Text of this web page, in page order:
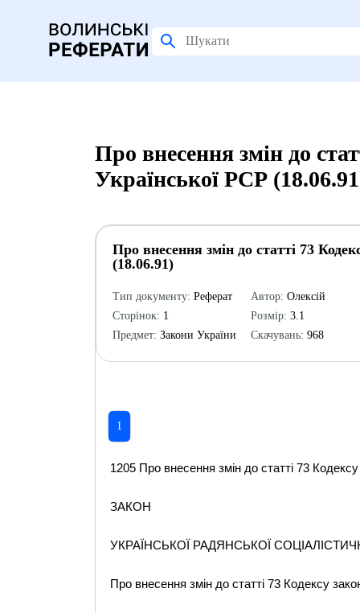
Про внесення змін до
Української РСР
Про внесення змін до статті 73
(18.06.91)
Тип документу: Реферат
Сторінок: 1
Предмет: Закони України
Автор: Олексій
Розмір: 3.1
Скачувань: 968
1
1205 Про внесення змін до статті 73
ЗАКОН
УКРАЇНСЬКОЇ РАДЯНСЬКОЇ
Про внесення змін до статті 73 Кодексу